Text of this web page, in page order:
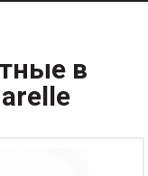
в